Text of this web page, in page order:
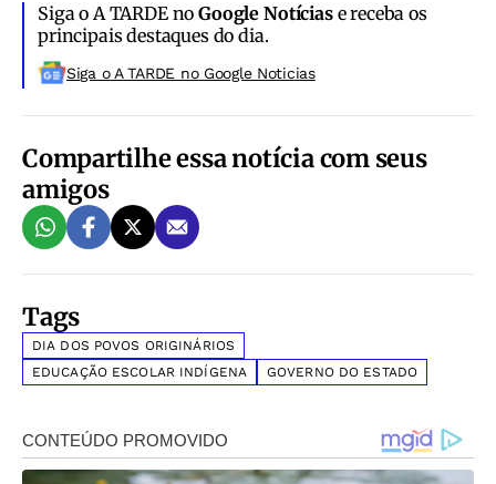
Siga o A TARDE noGoogle Notíciase receba os
principais destaques do dia.
Siga o A TARDE no Google Noticias
Compartilhe essa notícia com seus
amigos
Tags
DIA DOS POVOS ORIGINÁRIOS
EDUCAÇÃO ESCOLAR INDÍGENA
GOVERNO DO ESTADO